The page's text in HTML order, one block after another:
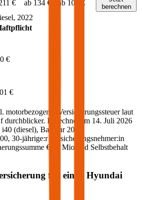
€ ab 134 € ab 101 €
berechnen
, 2022
€
€
motorbezogener Versicherungssteuer laut
durchblicker. Berechnet am 14. Juli 2026
i40 (diesel), Baujahr 2022
, 30-jährige:rVersicherungsnehmer:in
€ 20 Mio und Selbstbehalt
für einen Hyundai